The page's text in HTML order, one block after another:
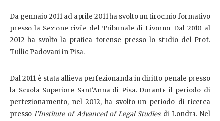
Da gennaio 2011 ad aprile 2011 ha svolto un tirocinio formativo
presso la Sezione civile del Tribunale di Livorno. Dal 2010 al
2012 ha svolto la pratica forense presso lo studio del Prof.
Tullio Padovani in Pisa.
Dal 2011 è stata allieva perfezionanda in diritto penale presso
la Scuola Superiore Sant'Anna di Pisa. Durante il periodo di
perfezionamento, nel 2012, ha svolto un periodo di ricerca
pressol’Institute of Advanced of Legal Studiesdi Londra. Nel